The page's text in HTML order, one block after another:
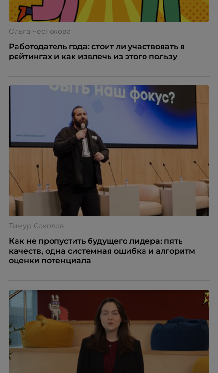
Ольга Чеснокова
Работодатель года: стоит ли участвовать в
рейтингах и как извлечь из этого пользу
Тимур Соколов
Как не пропустить будущего лидера: пять
качеств, одна системная ошибка и алгоритм
оценки потенциала